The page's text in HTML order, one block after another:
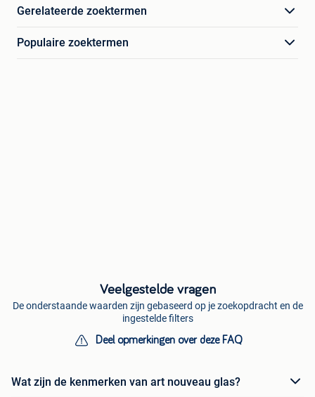
Gerelateerde zoektermen
Populaire zoektermen
Veelgestelde vragen
De onderstaande waarden zijn gebaseerd op je zoekopdracht en de
ingestelde filters
Deel opmerkingen over deze FAQ
Wat zijn de kenmerken van art nouveau glas?